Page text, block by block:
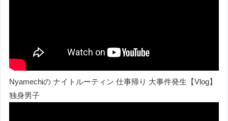
Nyamechiの ナイトルーティン 仕事帰り 大事件発生【Vlog】
独身男子